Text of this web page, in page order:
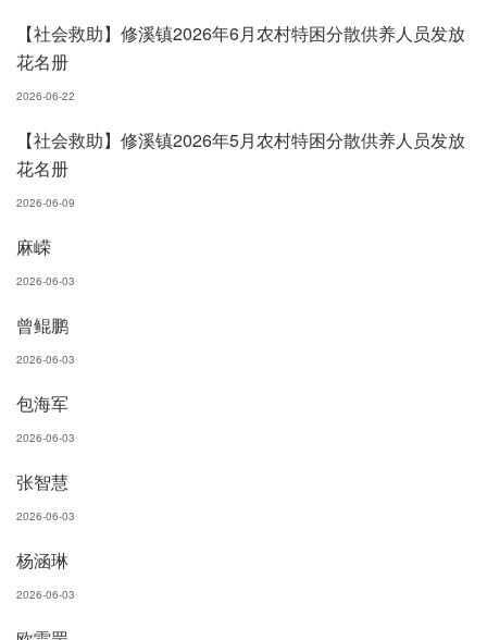
【社会救助】修溪镇2026年6月农村特困分散供养人员发放
花名册
2026-06-22
【社会救助】修溪镇2026年5月农村特困分散供养人员发放
花名册
2026-06-09
麻嵘
2026-06-03
曾鲲鹏
2026-06-03
包海军
2026-06-03
张智慧
2026-06-03
杨涵琳
2026-06-03